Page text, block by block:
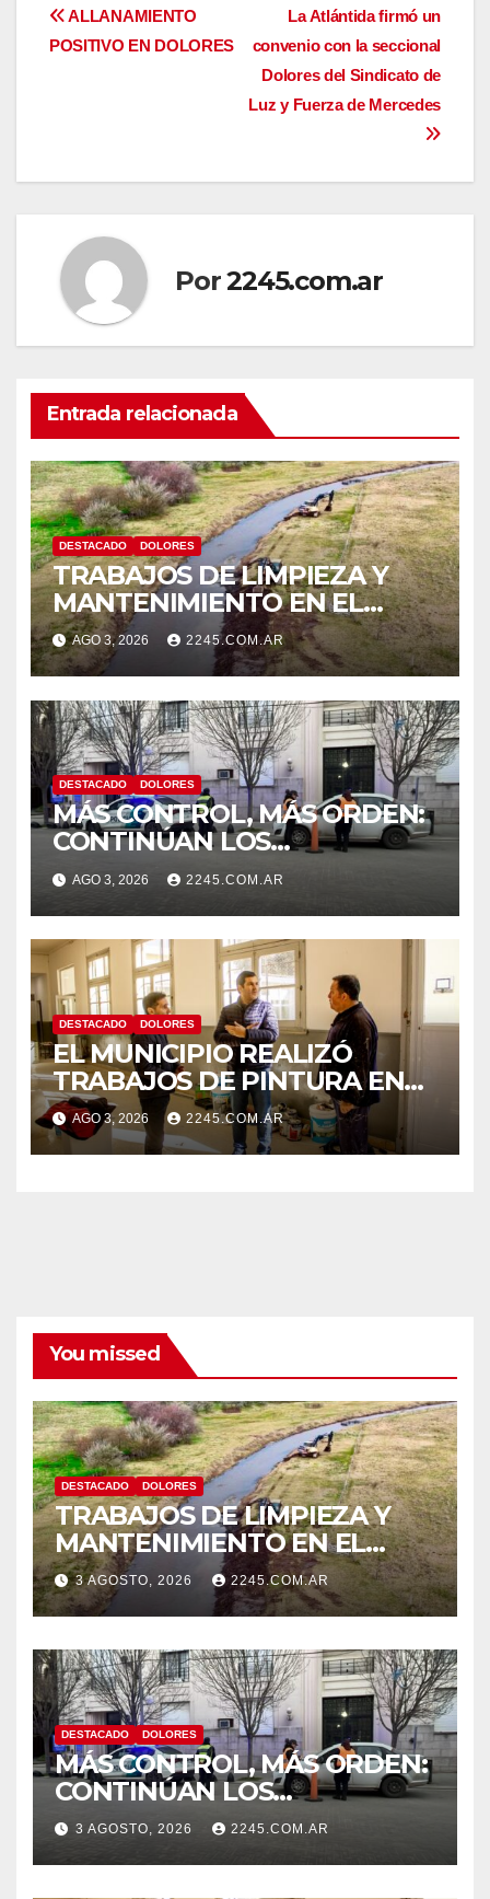
Navegación
La Atlántida firmó un
convenio con la seccional
Dolores del Sindicato de
Luz y Fuerza de Mercedes
ALLANAMIENTO
POSITIVO EN DOLORES
Por2245.com.ar
Entrada relacionada
DESTACADO DOLORES
TRABAJOS DE LIMPIEZA Y
MANTENIMIENTO EN EL
CANAL LA PICASA
AGO 3, 2026 2245.COM.AR
DESTACADO DOLORES
MÁS CONTROL, MÁS ORDEN:
CONTINÚAN LOS
OPERATIVOS PREVENTIVOS
DE TRÁNSITO EN DOLORES
AGO 3, 2026 2245.COM.AR
DESTACADO DOLORES
EL MUNICIPIO REALIZÓ
TRABAJOS DE PINTURA EN
LA ESCUELA N.º 10
AGO 3, 2026 2245.COM.AR
You missed
DESTACADO DOLORES
TRABAJOS DE LIMPIEZA Y
MANTENIMIENTO EN EL
CANAL LA PICASA
3 AGOSTO, 2026 2245.COM.AR
DESTACADO DOLORES
MÁS CONTROL, MÁS ORDEN:
CONTINÚAN LOS
OPERATIVOS PREVENTIVOS
DE TRÁNSITO EN DOLORES
3 AGOSTO, 2026 2245.COM.AR